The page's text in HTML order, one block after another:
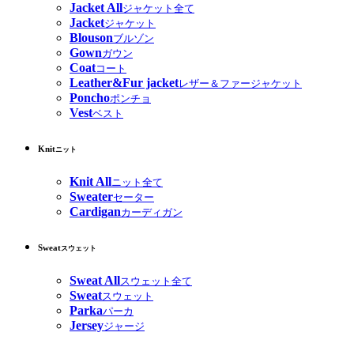
Jacket Allジャケット全て
Jacketジャケット
Blousonブルゾン
Gownガウン
Coatコート
Leather&Fur jacketレザー＆ファージャケット
Ponchoポンチョ
Vestベスト
Knitニット
Knit Allニット全て
Sweaterセーター
Cardiganカーディガン
Sweatスウェット
Sweat Allスウェット全て
Sweatスウェット
Parkaパーカ
Jerseyジャージ